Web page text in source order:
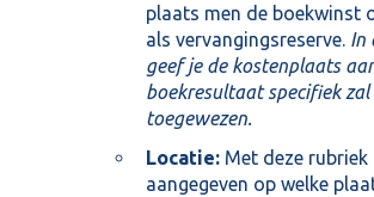
plaats men de boekwinst
als vervangingsreserve. In
geef je de kostenplaats
boekresultaat specifiek
toegewezen.
Locatie: Met deze
aangegeven op welke